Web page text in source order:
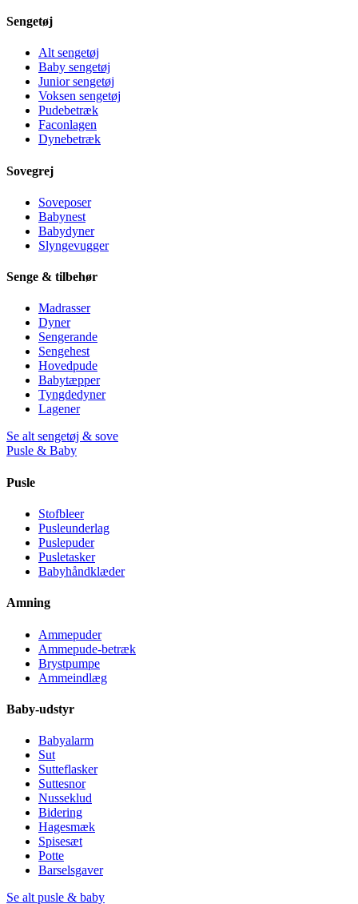
Sengetøj
Alt sengetøj
Baby sengetøj
Junior sengetøj
Voksen sengetøj
Pudebetræk
Faconlagen
Dynebetræk
Sovegrej
Soveposer
Babynest
Babydyner
Slyngevugger
Senge & tilbehør
Madrasser
Dyner
Sengerande
Sengehest
Hovedpude
Babytæpper
Tyngdedyner
Lagener
Se alt sengetøj & sove
Pusle & Baby
Pusle
Stofbleer
Pusleunderlag
Puslepuder
Pusletasker
Babyhåndklæder
Amning
Ammepuder
Ammepude-betræk
Brystpumpe
Ammeindlæg
Baby-udstyr
Babyalarm
Sut
Sutteflasker
Suttesnor
Nusseklud
Bidering
Hagesmæk
Spisesæt
Potte
Barselsgaver
Se alt pusle & baby